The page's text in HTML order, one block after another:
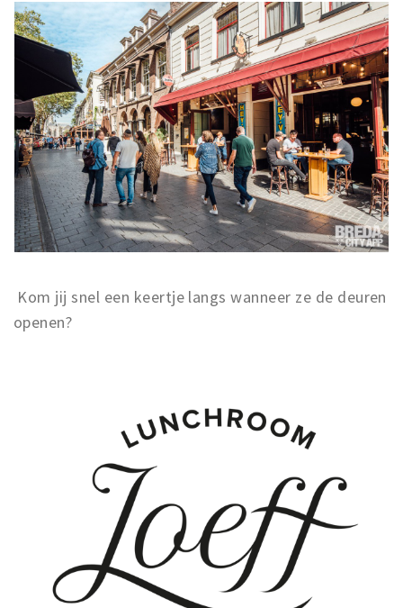
Kom jij snel een keertje langs wanneer ze de deuren
openen?